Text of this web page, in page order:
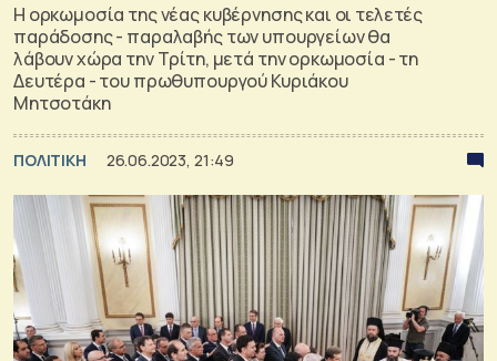
Η ορκωμοσία της νέας κυβέρνησης και οι τελετές
παράδοσης - παραλαβής των υπουργείων θα
λάβουν χώρα την Τρίτη, μετά την ορκωμοσία - τη
Δευτέρα - του πρωθυπουργού Κυριάκου
Μητσοτάκη
ΠΟΛΙΤΙΚΗ 26.06.2023, 21:49